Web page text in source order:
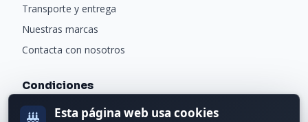
Transporte y entrega
Nuestras marcas
Contacta con nosotros
Condiciones
Aviso legalEsta página web usa cookies